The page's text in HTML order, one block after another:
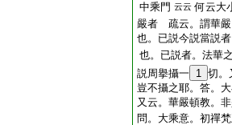
中乘門 云云 何云大
嚴者 疏云。謂華嚴
也。已説今説當説
也。已説者。法華
説周擧攝一 1 切。
豈不攝之耶。答。
又云。華嚴頓教。
問。大乘意。初禪